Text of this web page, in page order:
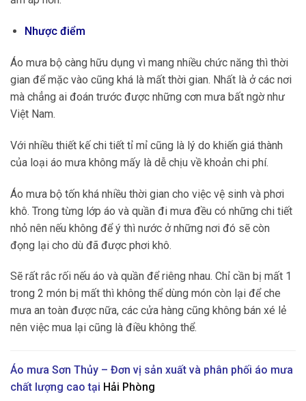
Nhược điểm
Áo mưa bộ càng hữu dụng vì mang nhiều chức năng thì thời
gian để mặc vào cũng khá là mất thời gian. Nhất là ở các nơi
mà chẳng ai đoán trước được những cơn mưa bất ngờ như
Việt Nam.
Với nhiều thiết kế chi tiết tỉ mỉ cũng là lý do khiến giá thành
của loại áo mưa không mấy là dễ chịu về khoản chi phí.
Áo mưa bộ tốn khá nhiều thời gian cho việc vệ sinh và phơi
khô. Trong từng lớp áo và quần đi mưa đều có những chi tiết
nhỏ nên nếu không để ý thì nước ở những nơi đó sẽ còn
đọng lại cho dù đã được phơi khô.
Sẽ rất rắc rối nếu áo và quần để riêng nhau. Chỉ cần bị mất 1
trong 2 món bị mất thì không thể dùng món còn lại để che
mưa an toàn được nữa, các cửa hàng cũng không bán xé lẻ
nên việc mua lại cũng là điều không thể.
Áo mưa Sơn Thủy – Đơn vị sản xuất và phân phối áo mưa
chất lượng cao tại Hải Phòng